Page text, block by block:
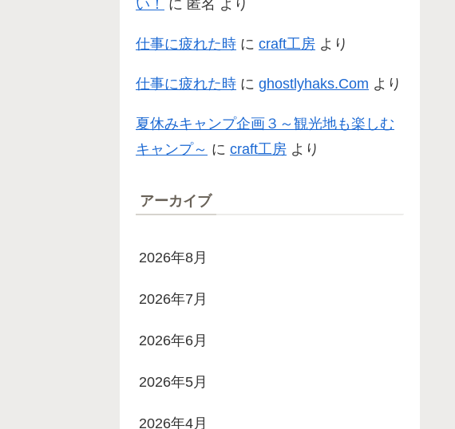
い！
に 匿名 より
仕事に疲れた時 に craft工房 より
仕事に疲れた時 に ghostlyhaks.Com より
夏休みキャンプ企画３～観光地も楽しむ
キャンプ～ に craft工房 より
アーカイブ
2026年8月
2026年7月
2026年6月
2026年5月
2026年4月